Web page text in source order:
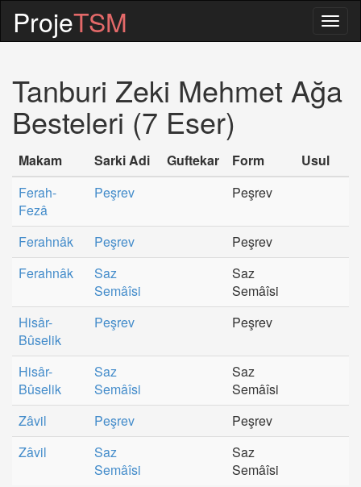
ProjeTSM
Tanburi Zeki Mehmet Ağa
Besteleri (7 Eser)
Makam Sarki Adi Guftekar Form
Usul
Ferah-
Fezâ
Peşrev Peşrev
Ferahnâk Peşrev
Peşrev
Ferahnâk
Saz
Semâîsi
Saz
Semâîsi
Hisâr-
Bûselik
Peşrev Peşrev
Hisâr-
Bûselik
Saz
Semâîsi
Saz
Semâîsi
Zâvil
Peşrev
Peşrev
Zâvil
Saz
Semâîsi
Saz
Semâîsi